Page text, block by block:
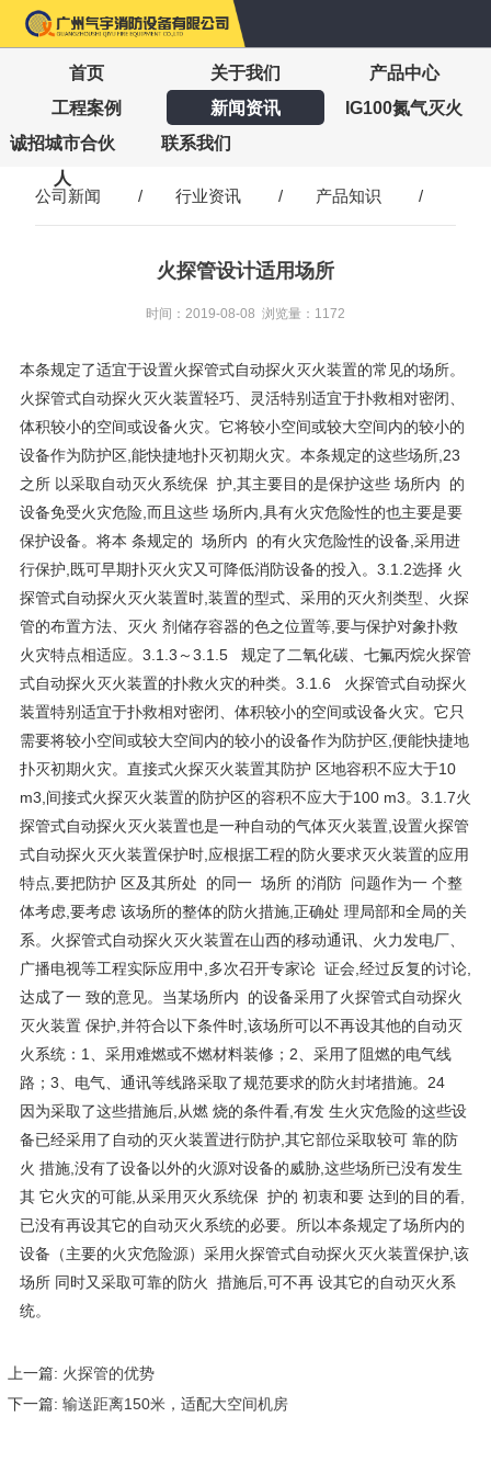
首页 关于我们
产品中心
工程案例
新闻资讯
IG100氮气灭火
诚招城市合伙
人
联系我们
公司新闻 / 行业资讯 / 产品知识 /
火探管设计适用场所
时间：2019-08-08 浏览量：1172
本条规定了适宜于设置火探管式自动探火灭火装置的常见的场所。
火探管式自动探火灭火装置轻巧、灵活特别适宜于扑救相对密闭、
体积较小的空间或设备火灾。它将较小空间或较大空间内的较小的
设备作为防护区,能快捷地扑灭初期火灾。本条规定的这些场所,23
之所 以采取自动灭火系统保 护,其主要目的是保护这些 场所内 的
设备免受火灾危险,而且这些 场所内,具有火灾危险性的也主要是要
保护设备。将本 条规定的 场所内 的有火灾危险性的设备,采用进
行保护,既可早期扑灭火灾又可降低消防设备的投入。3.1.2选择 火
探管式自动探火灭火装置时,装置的型式、采用的灭火剂类型、火探
管的布置方法、灭火 剂储存容器的色之位置等,要与保护对象扑救
火灾特点相适应。3.1.3～3.1.5 规定了二氧化碳、七氟丙烷火探管
式自动探火灭火装置的扑救火灾的种类。3.1.6 火探管式自动探火
装置特别适宜于扑救相对密闭、体积较小的空间或设备火灾。它只
需要将较小空间或较大空间内的较小的设备作为防护区,便能快捷地
扑灭初期火灾。直接式火探灭火装置其防护 区地容积不应大于10
m3,间接式火探灭火装置的防护区的容积不应大于100 m3。3.1.7火
探管式自动探火灭火装置也是一种自动的气体灭火装置,设置火探管
式自动探火灭火装置保护时,应根据工程的防火要求灭火装置的应用
特点,要把防护 区及其所处 的同一 场所 的消防 问题作为一 个整
体考虑,要考虑 该场所的整体的防火措施,正确处 理局部和全局的关
系。火探管式自动探火灭火装置在山西的移动通讯、火力发电厂、
广播电视等工程实际应用中,多次召开专家论 证会,经过反复的讨论,
达成了一 致的意见。当某场所内 的设备采用了火探管式自动探火
灭火装置 保护,并符合以下条件时,该场所可以不再设其他的自动灭
火系统：1、采用难燃或不燃材料装修；2、采用了阻燃的电气线
路；3、电气、通讯等线路采取了规范要求的防火封堵措施。24
因为采取了这些措施后,从燃 烧的条件看,有发 生火灾危险的这些设
备已经采用了自动的灭火装置进行防护,其它部位采取较可 靠的防
火 措施,没有了设备以外的火源对设备的威胁,这些场所已没有发生
其 它火灾的可能,从采用灭火系统保 护的 初衷和要 达到的目的看,
已没有再设其它的自动灭火系统的必要。所以本条规定了场所内的
设备（主要的火灾危险源）采用火探管式自动探火灭火装置保护,该
场所 同时又采取可靠的防火 措施后,可不再 设其它的自动灭火系
统。
上一篇: 火探管的优势
下一篇: 输送距离150米，适配大空间机房